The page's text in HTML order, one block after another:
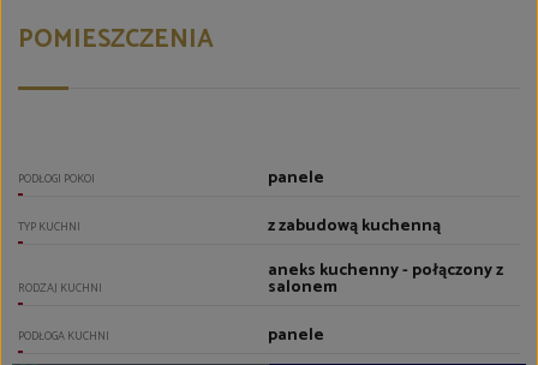
POMIESZCZENIA
PODŁOGI POKOI panele
TYP KUCHNI z zabudową kuchenną
RODZAJ KUCHNI
aneks kuchenny - połączony z
salonem
PODŁOGA KUCHNI panele